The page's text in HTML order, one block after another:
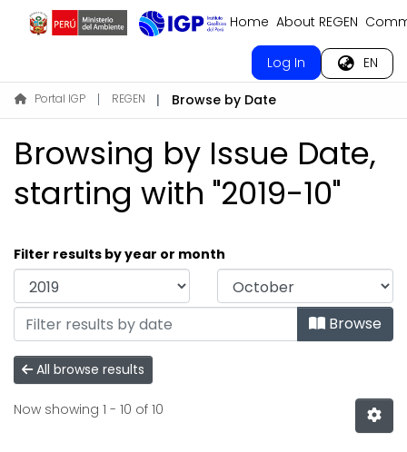
Home About REGEN
Log In EN
Portal IGP REGEN Browse by Date
Browsing by Issue Date,
starting with "2019-10"
Filter results by year or month
Browse
All browse results
Now showing 1 - 10 of 10